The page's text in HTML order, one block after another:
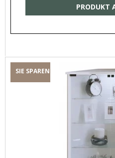
PRODUKT
SIE SPAREN